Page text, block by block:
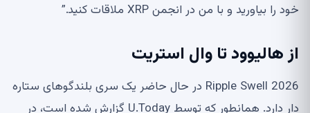
خود را بیاورید و با من در انجمن XRP ملاقات کنید.”
از هالیوود تا وال استریت
Ripple Swell 2026 در حال حاضر یک سری بلندگوهای ستاره
دار دارد. همانطور که توسط U.Today گزارش شده است، در